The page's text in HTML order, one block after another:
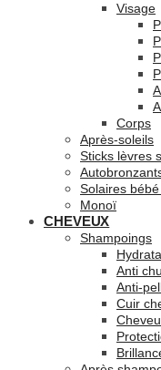
Visage
Corps
Après-soleils
Sticks lèvres
Solaires
Monoï
CHEVEUX
Shampoings
Anti
Anti-
Cuir